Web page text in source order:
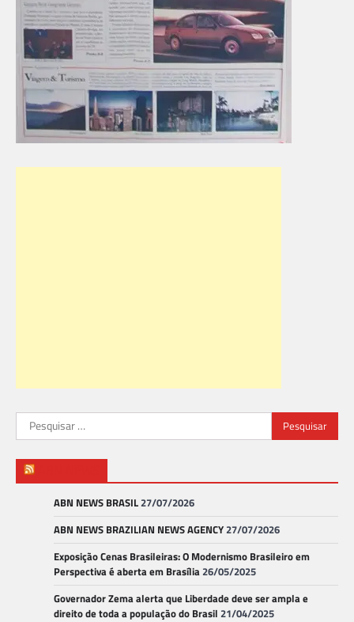
Pesquisar
por:
ABN NEWS BRASIL27/07/2026
ABN NEWS BRAZILIAN NEWS AGENCY27/07/2026
Exposição Cenas Brasileiras: O Modernismo Brasileiro em
Perspectiva é aberta em Brasília26/05/2025
Governador Zema alerta que Liberdade deve ser ampla e
direito de toda a população do Brasil 21/04/2025